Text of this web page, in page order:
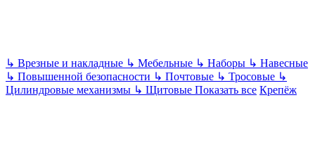
↳ Врезные и накладные ↳ Мебельные ↳ Наборы ↳ Навесные
↳ Повышенной безопасности ↳ Почтовые ↳ Тросовые ↳
Цилиндровые механизмы ↳ Щитовые Показать все Крепёж